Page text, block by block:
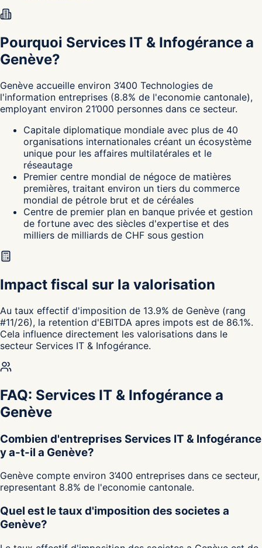
Pourquoi Services IT & Infogérance a
Genève?
Genève accueille environ 3’400 Technologies de
l'information entreprises (8.8% de l'economie cantonale),
employant environ 21’000 personnes dans ce secteur.
Capitale diplomatique mondiale avec plus de 40
organisations internationales créant un écosystème
unique pour les affaires multilatérales et le
réseautage
Premier centre mondial de négoce de matières
premières, traitant environ un tiers du commerce
mondial de pétrole brut et de céréales
Centre de premier plan en banque privée et gestion
de fortune avec des siècles d'expertise et des
milliers de milliards de CHF sous gestion
Impact fiscal sur la valorisation
Au taux effectif d'imposition de 13.9% de Genève (rang
#11/26), la retention d'EBITDA apres impots est de 86.1%.
Cela influence directement les valorisations dans le
secteur Services IT & Infogérance.
FAQ: Services IT & Infogérance a
Genève
Combien d'entreprises Services IT & Infogérance
y a-t-il a Genève?
Genève compte environ 3’400 entreprises dans ce secteur,
representant 8.8% de l'economie cantonale.
Quel est le taux d'imposition des societes a
Genève?